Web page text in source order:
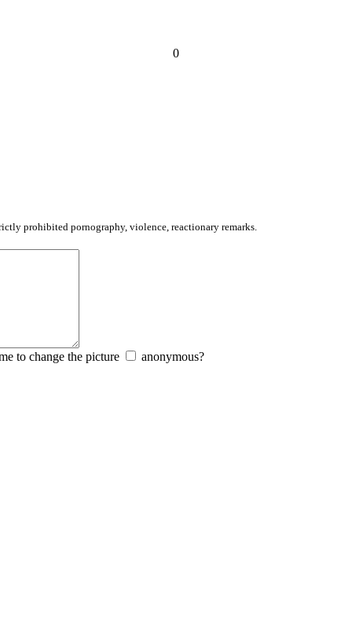
0
prohibited pornography, violence, reactionary remarks.
anonymous?